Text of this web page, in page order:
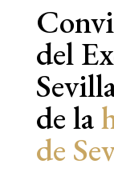
del
de la
de